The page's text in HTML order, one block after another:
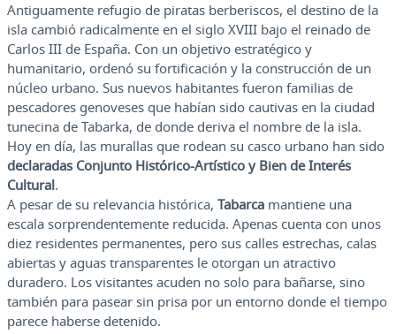
Antiguamente refugio de piratas berberiscos, el destino de la
isla cambió radicalmente en el siglo XVIII bajo el reinado de
Carlos III de España. Con un objetivo estratégico y
humanitario, ordenó su fortificación y la construcción de un
núcleo urbano. Sus nuevos habitantes fueron familias de
pescadores genoveses que habían sido cautivas en la ciudad
tunecina de Tabarka, de donde deriva el nombre de la isla.
Hoy en día, las murallas que rodean su casco urbano han sido
declaradas Conjunto Histórico-Artístico y Bien de Interés
Cultural.
A pesar de su relevancia histórica, Tabarca mantiene una
escala sorprendentemente reducida. Apenas cuenta con unos
diez residentes permanentes, pero sus calles estrechas, calas
abiertas y aguas transparentes le otorgan un atractivo
duradero. Los visitantes acuden no solo para bañarse, sino
también para pasear sin prisa por un entorno donde el tiempo
parece haberse detenido.